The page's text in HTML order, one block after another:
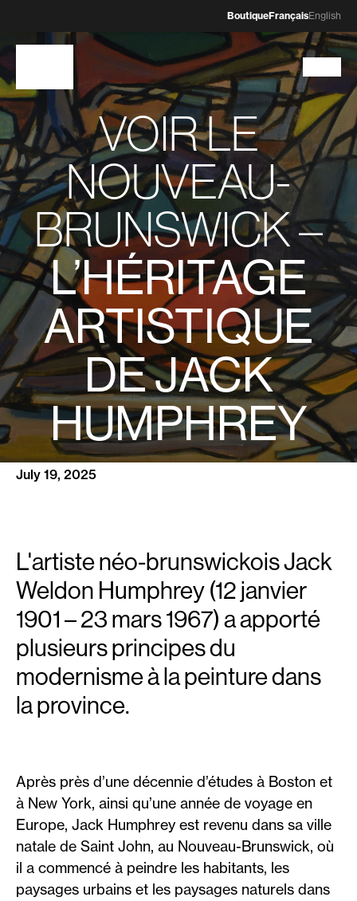
BoutiqueFrançaisEnglish
VOIR LE
NOUVEAU-
BRUNSWICK –
L’HÉRITAGE
ARTISTIQUE
DE JACK
HUMPHREY
July 19, 2025
L'artiste néo-brunswickois Jack
Weldon Humphrey (12 janvier
1901 – 23 mars 1967) a apporté
plusieurs principes du
modernisme à la peinture dans
la province.
Après près d’une décennie d’études à Boston et
à New York, ainsi qu’une année de voyage en
Europe, Jack Humphrey est revenu dans sa ville
natale de Saint John, au Nouveau-Brunswick, où
il a commencé à peindre les habitants, les
paysages urbains et les paysages naturels dans